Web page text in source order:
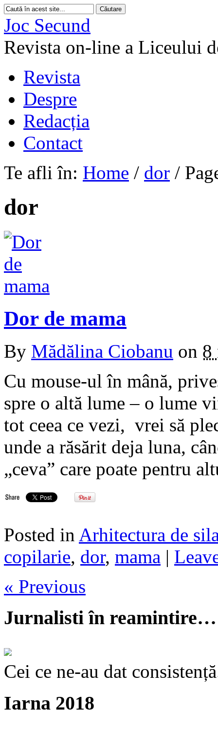
Joc Secund
Revista on-line a Liceului
Revista
Despre
Redacția
Contact
Te afli în: Home / dor /
dor
Dor de mama
By Mădălina Ciobanu on 8
Cu mouse-ul în mână,
spre o altă lume – o lume
tot ceea ce vezi, vrei să
unde a răsărit deja luna,
„ceva” care poate pentru
Posted in Arhitectura de
copilarie, dor, mama |
« Previous
Jurnalisti în reamintire…
Cei ce ne-au dat
Iarna 2018